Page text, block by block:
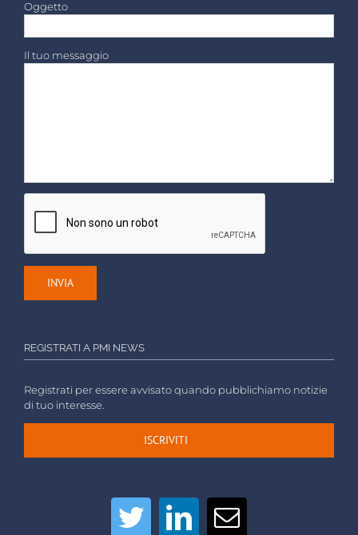
Oggetto
Il tuo messaggio
REGISTRATI A PMI NEWS
Registrati per essere avvisato quando pubblichiamo notizie
di tuo interesse.
ISCRIVITI